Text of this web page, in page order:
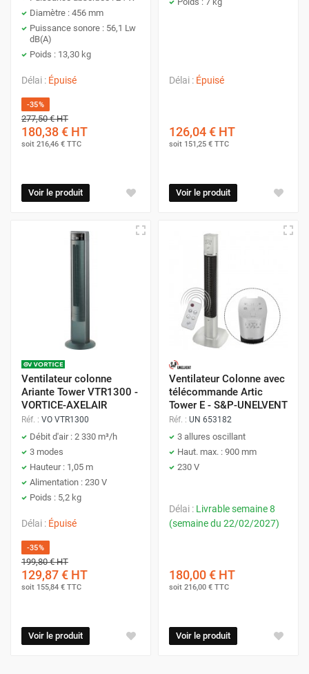
Diamètre : 456 mm
Puissance sonore : 56,1 Lw
dB(A)
Poids : 13,30 kg
Délai : Épuisé
-35%
277,50 €HT
180,38 € HT
soit 216,46 € TTC
Voir le produit
Délai : Épuisé
126,04 € HT
soit 151,25 € TTC
Voir le produit
Ventilateur colonne
Ariante Tower VTR1300 -
VORTICE-AXELAIR
Réf. : VO VTR1300
Débit d'air : 2 330 m³/h
3 modes
Hauteur : 1,05 m
Alimentation : 230 V
Poids : 5,2 kg
Délai : Épuisé
-35%
199,80 €HT
129,87 € HT
soit 155,84 € TTC
Voir le produit
Ventilateur Colonne avec
télécommande Artic
Tower E - S&P-UNELVENT
Réf. : UN 653182
3 allures oscillant
Haut. max. : 900 mm
230 V
Délai : Livrable semaine 8
(semaine du 22/02/2027)
180,00 € HT
soit 216,00 € TTC
Voir le produit